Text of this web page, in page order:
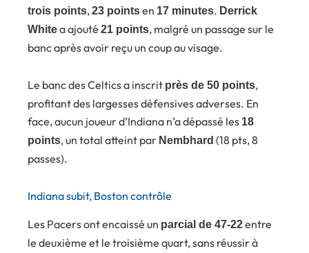
trois points,23 pointsen 17 minutes. Derrick
Whitea ajouté 21 points, malgré un passage sur le
banc après avoir reçu un coup au visage.
Le banc des Celtics a inscrit près de 50 points,
profitant des largesses défensives adverses. En
face, aucun joueur d’Indiana n’a dépassé les 18
points, un total atteint par Nembhard (18 pts, 8
passes).
Indiana subit, Boston contrôle
Les Pacers ont encaissé un parcial de 47-22entre
le deuxième et le troisième quart, sans réussir à